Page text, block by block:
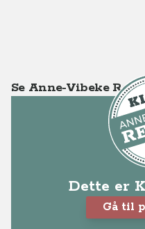
Se Anne-Vibeke
Dette er
Gå til